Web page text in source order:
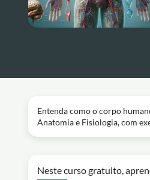
Entenda como o corpo
Anatomia e Fisiologia, com
Neste curso gratuito,